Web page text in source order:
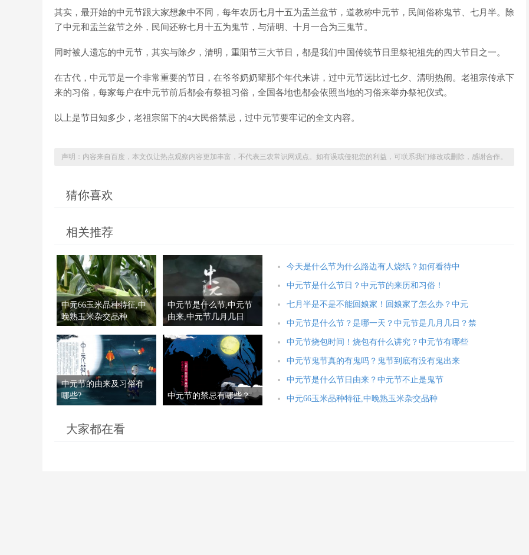
其实，最开始的中元节跟大家想象中不同，每年农历七月十五为盂兰盆节，道教称中元节，民间俗称鬼节、七月半。除
了中元和盂兰盆节之外，民间还称七月十五为鬼节，与清明、十月一合为三鬼节。
同时被人遗忘的中元节，其实与除夕，清明，重阳节三大节日，都是我们中国传统节日里祭祀祖先的四大节日之一。
在古代，中元节是一个非常重要的节日，在爷爷奶奶辈那个年代来讲，过中元节远比过七夕、清明热闹。老祖宗传承下
来的习俗，每家每户在中元节前后都会有祭祖习俗，全国各地也都会依照当地的习俗来举办祭祀仪式。
以上是节日知多少，老祖宗留下的4大民俗禁忌，过中元节要牢记的全文内容。
声明：内容来自百度，本文仅让热点观察内容更加丰富，不代表三农常识网观点。如有误或侵犯您的利益，可联系我们修改或删除，感谢合作。
猜你喜欢
相关推荐
中元66玉米品种特征,中
晚熟玉米杂交品种
中元节是什么节,中元节
由来,中元节几月几日
中元节的由来及习俗有
哪些?
中元节的禁忌有哪些？
今天是什么节为什么路边有人烧纸？如何看待中
中元节是什么节日？中元节的来历和习俗！
七月半是不是不能回娘家！回娘家了怎么办？中元
中元节是什么节？是哪一天？中元节是几月几日？禁
中元节烧包时间！烧包有什么讲究？中元节有哪些
中元节鬼节真的有鬼吗？鬼节到底有没有鬼出来
中元节是什么节日由来？中元节不止是鬼节
中元66玉米品种特征,中晚熟玉米杂交品种
大家都在看